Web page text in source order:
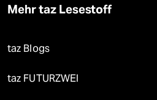
Mehr taz Lesestoff
taz Blogs
taz FUTURZWEI